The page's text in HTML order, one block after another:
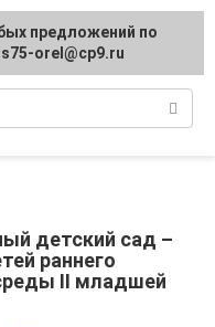
детский сад –
раннего
ІІ младшей
предложений по
orel@cp9.ru